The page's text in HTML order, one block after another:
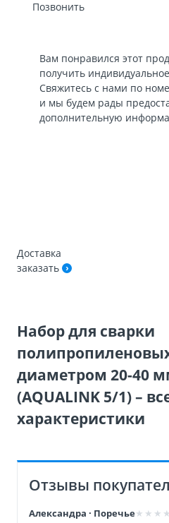
Позвонить
Вам понравился этот
получить
Свяжитесь с нами по
и мы будем рады
дополнительную
Доставка
заказать
Набор для сварки
диаметром 20-40
(AQUALINK 5/1) –
характеристики
Отзывы
Александра · Поречье